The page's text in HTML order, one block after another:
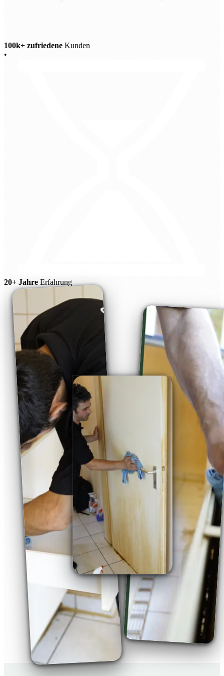
100k+ zufriedene Kunden
•
20+ Jahre Erfahrung